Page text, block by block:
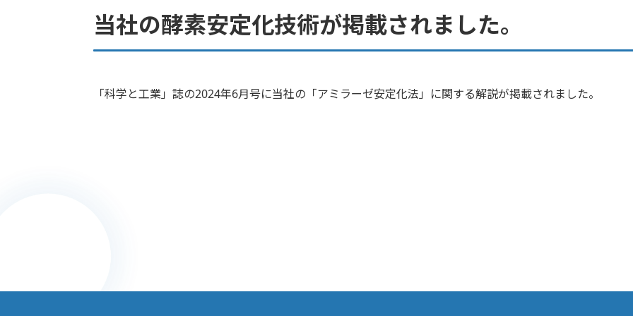
当社の酵素安定化技術が掲載されました。
「科学と工業」誌の2024年6月号に当社の「アミラーゼ安定化法」に関する解説が掲載されました。